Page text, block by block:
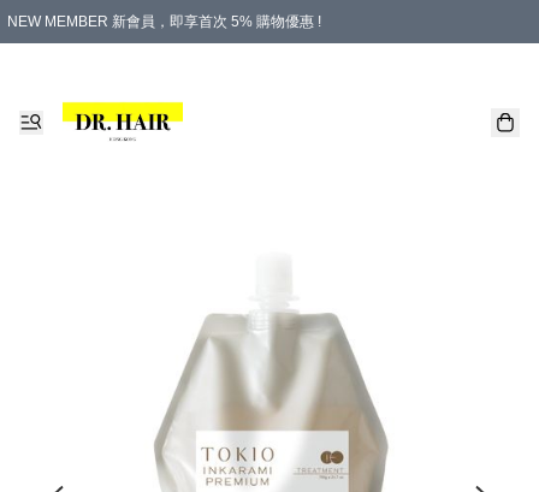
NEW MEMBER 新會員，即享首次 5% 購物優惠 !